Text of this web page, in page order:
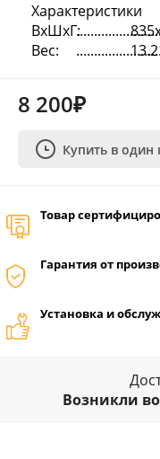
Характеристики
ВхШхГ:
Вес:
8 200₽
Купить в один
Товар
Гарантия от
Установка и
Возникли